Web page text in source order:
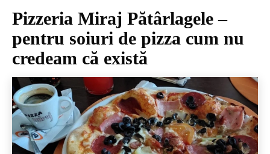
Pizzeria Miraj Pătârlagele –
pentru soiuri de pizza cum nu
credeam că există